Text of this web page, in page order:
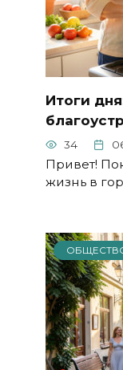
Итоги
34
Привет!
жизнь в